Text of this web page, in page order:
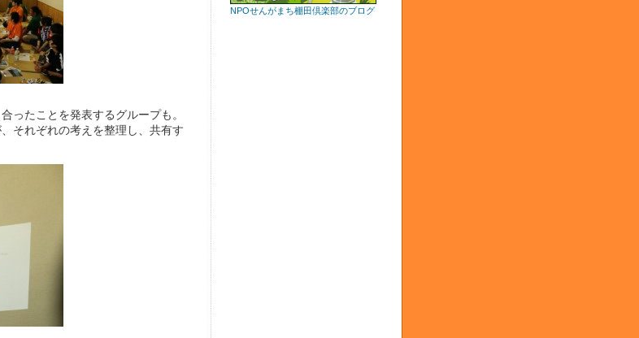
ったことを発表するグループも。
それぞれの考えを整理し、共有す
NPOせんがまち棚田倶楽部のブログ